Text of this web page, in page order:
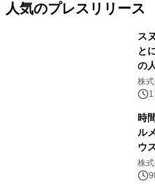
人気のプレスリリース
ス
と
の
ラ
ボ
株
1
時
ル
ウ
サ
得
株
9